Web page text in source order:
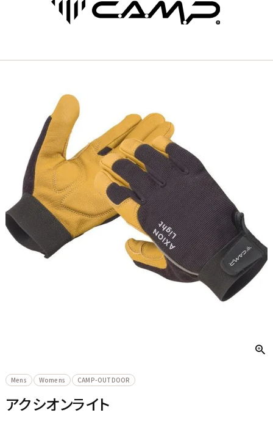
Mens Womens CAMP-OUTDOOR
アクシオンライト